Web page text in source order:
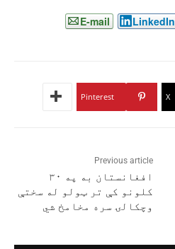
LinkedIn
E-mail
X
Pinterest
Previous article
افغانستان به په ۳۰
کلونو کې تر ټولو له سختې
وچکالۍ سره مخامخ شي